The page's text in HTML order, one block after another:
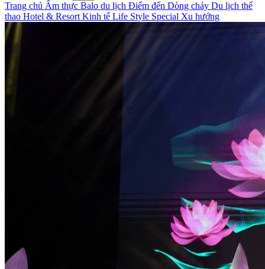
Trang chủ Ẩm thực Balo du lịch Điểm đến Dòng chảy Du lịch thể
thao Hotel & Resort Kinh tế Life Style Special Xu hướng